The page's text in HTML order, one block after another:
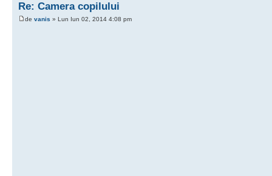
Re: Camera copilului
de vanis » Lun Iun 02, 2014 4:08 pm